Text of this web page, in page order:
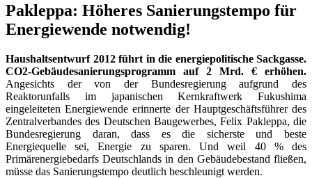
Pakleppa: Höheres Sanierungstempo für
Energiewende notwendig!
Haushaltsentwurf 2012 führt in die energiepolitische Sackgasse.
CO2-Gebäudesanierungsprogramm auf 2 Mrd. € erhöhen.
Angesichts der von der Bundesregierung aufgrund des
Reaktorunfalls im japanischen Kernkraftwerk Fukushima
eingeleiteten Energiewende erinnerte der Hauptgeschäftsführer des
Zentralverbandes des Deutschen Baugewerbes, Felix Pakleppa, die
Bundesregierung daran, dass es die sicherste und beste
Energiequelle sei, Energie zu sparen. Und weil 40 % des
Primärenergiebedarfs Deutschlands in den Gebäudebestand fließen,
müsse das Sanierungstempo deutlich beschleunigt werden.